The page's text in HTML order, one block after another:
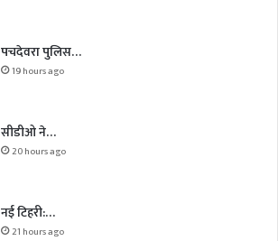
पचदेवरा पुलिस…
19 hours ago
सीडीओ ने…
20 hours ago
नई टिहरी:…
21 hours ago